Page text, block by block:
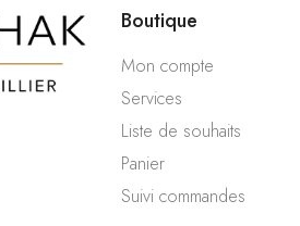
Boutique
Mon compte
Services
Liste de souhaits
Panier
Suivi commandes